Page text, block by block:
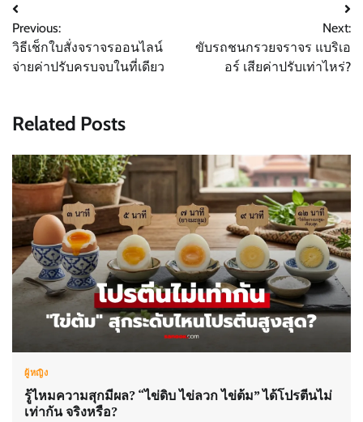
Post
navigation
Previous:
วิธีเช็กใบสั่งจราจรออนไลน์
จ่ายค่าปรับครบจบในที่เดียว
Next:
ขับรถชนกรวยจราจร แบริเอ
อร์ เสียค่าปรับเท่าไหร่?
Related Posts
ผู้หญิง
รู้ไหมความสุกมีผล? “ไข่ดิบ ไข่ลวก ไข่ต้ม” ได้โปรตีนไม่
เท่ากัน จริงหรือ?